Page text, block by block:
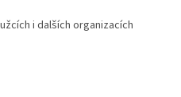
i dalších organizacích